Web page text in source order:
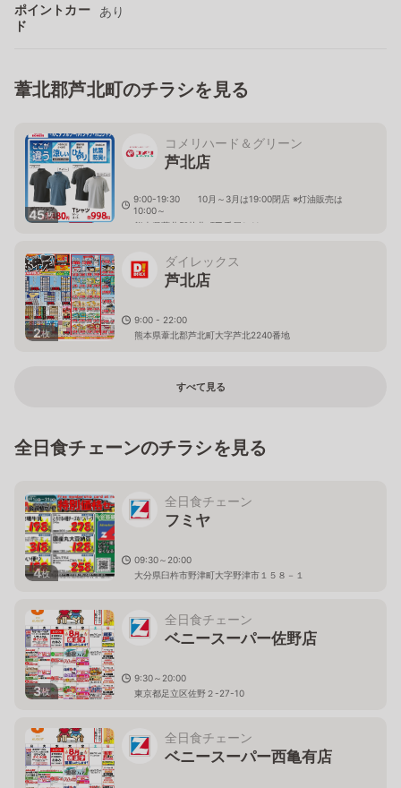
ポイントカー
ド
あり
葦北郡芦北町のチラシを見る
45枚
コメリハード＆グリーン
芦北店
9:00-19:30 10月～3月は19:00閉店 ※灯油販売は
10:00～
熊本県葦北郡芦北町乙千屋1-11
2枚
ダイレックス
芦北店
9:00 - 22:00
熊本県葦北郡芦北町大字芦北2240番地
すべて見る
全日食チェーンのチラシを見る
4枚
全日食チェーン
フミヤ
09:30～20:00
大分県臼杵市野津町大字野津市１５８－１
3枚
全日食チェーン
ベニースーパー佐野店
9:30～20:00
東京都足立区佐野２-27-10
全日食チェーン
ベニースーパー西亀有店